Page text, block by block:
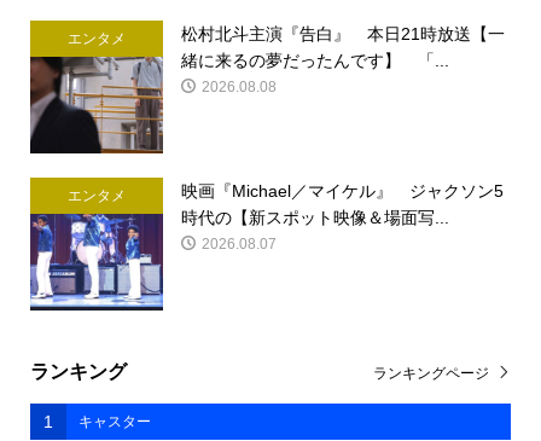
エンタメ
松村北斗主演『告白』 本日21時放送【一
緒に来るの夢だったんです】 「...
2026.08.08
エンタメ
映画『Michael／マイケル』 ジャクソン5
時代の【新スポット映像＆場面写...
2026.08.07
ランキング
1 キャスター
ランキングページ